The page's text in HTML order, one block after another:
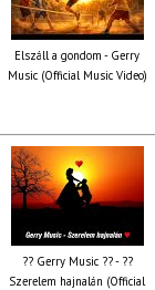
Elszáll a gondom - Gerry
Music (Official Music Video)
?? Gerry Music ?? - ??
Szerelem hajnalán (Official